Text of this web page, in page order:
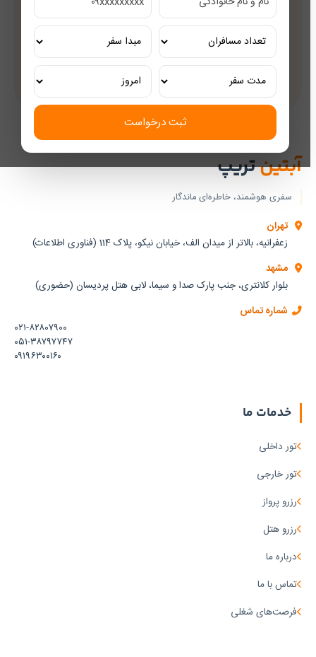
ثبت درخواست
مشاوره رایگان
کارشناسان مجرب گردشگری
تور ریلی اختصاصی
تجربه‌ای لوکس و به‌یادماندنی
آبتینتریپ
سفری هوشمند، خاطره‌ای ماندگار
تهران
زعفرانیه، بالاتر از میدان الف، خیابان نیکو، پلاک 114 (فناوری اطلاعات)
مشهد
بلوار کلانتری، جنب پارک صدا و سیما، لابی هتل پردیسان (حضوری)
شماره تماس
۰۲۱-۸۲۸۰۷۹۰۰
۰۵۱-۳۸۷۹۷۷۴۷
۰۹۱۹۶۳۰۰۱۶۰
خدمات ما
تور داخلی
تور خارجی
رزرو پرواز
رزرو هتل
درباره ما
تماس با ما
فرصت‌های شغلی